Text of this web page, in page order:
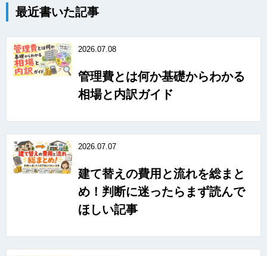
最近書いた記事
2026.07.08
管理費とは何か基礎からわかる
相場と内訳ガイド
2026.07.07
建て替えの費用と流れを総まと
め！判断に迷ったらまず読んで
ほしい記事